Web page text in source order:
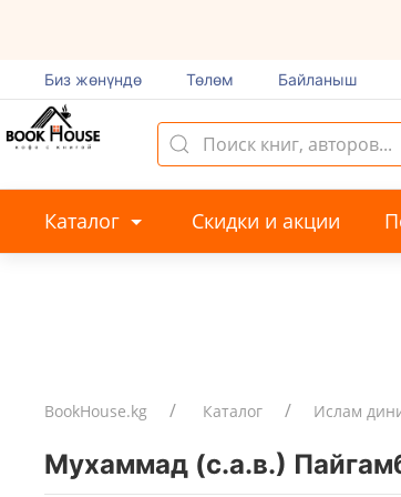
Биз жөнүндө Төлөм Байланыш
Каталог Скидки и акции
BookHouse.kg Каталог Ислам
Мухаммад (с.а.в.)